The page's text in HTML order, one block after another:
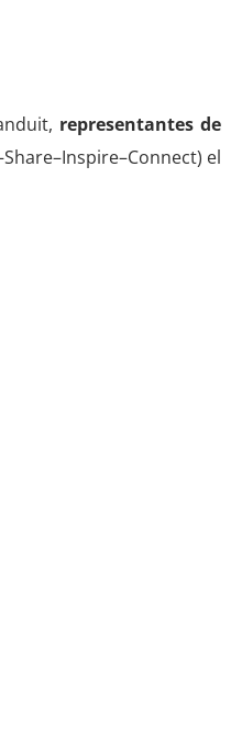
representantes de
el